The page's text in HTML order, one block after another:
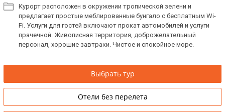
Курорт расположен в окружении тропической зелени и
предлагает простые меблированные бунгало с бесплатным Wi-
Fi. Услуги для гостей включают прокат автомобилей и услуги
прачечной. Живописная территория, доброжелательный
персонал, хорошие завтраки. Чистое и спокойное море.
Выбрать тур
Отели без перелета